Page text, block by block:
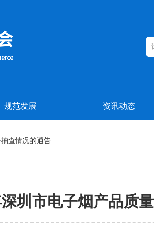
规范发展 资讯动态
查情况的通告
圳市电子烟产品质